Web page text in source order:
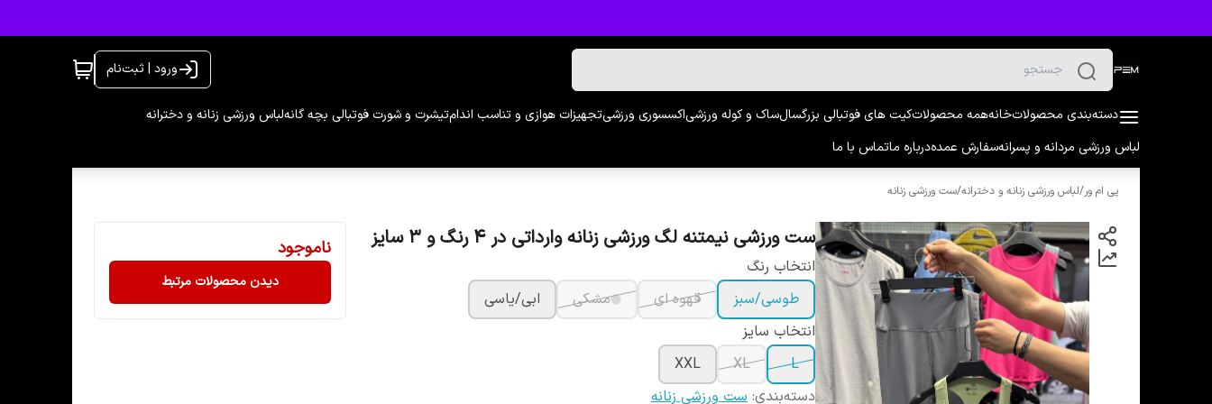
ورود | ثبت‌نام
دسته‌بندی محصولاتخانههمه محصولاتکیت های فوتبالی بزرگسالساک و کوله ورزشیاکسسوری ورزشیتجهیزات هوازی و تناسب اندامتیشرت و شورت فوتبالی بچه گانهلباس ورزشی زنانه و دخترانه
لباس ورزشی مردانه و پسرانهسفارش عمدهدرباره ماتماس با ما
پی ام ور/لباس ورزشی زنانه و دخترانه/ست ورزشی زنانه
ست ورزشی نیمتنه لگ ورزشی زنانه وارداتی در 4 رنگ و 3 سایز
انتخاب رنگ
طوسی/سبز
قهوه ای مشکی
ابی/یاسی
انتخاب سایز
L
XL
XXL
دسته‌بندی: ست ورزشی زنانه
ناموجود
دیدن محصولات مرتبط